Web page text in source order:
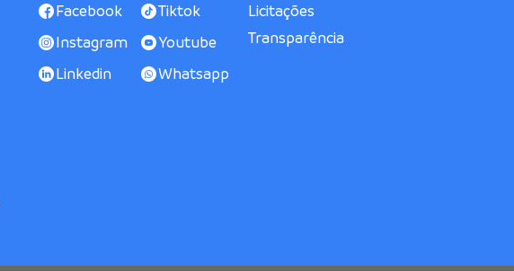
Facebook
Tiktok
Instagram
Youtube
Linkedin
Whatsapp
Licitações
Transparência